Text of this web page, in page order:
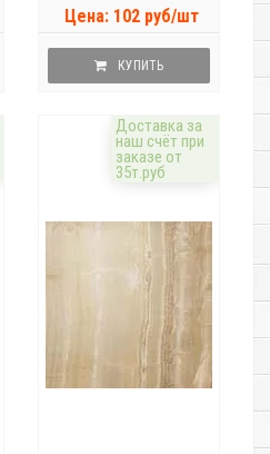
Цена: 102 руб/шт
КУПИТЬ
Доставка за
наш счёт при
заказе от
35т.руб